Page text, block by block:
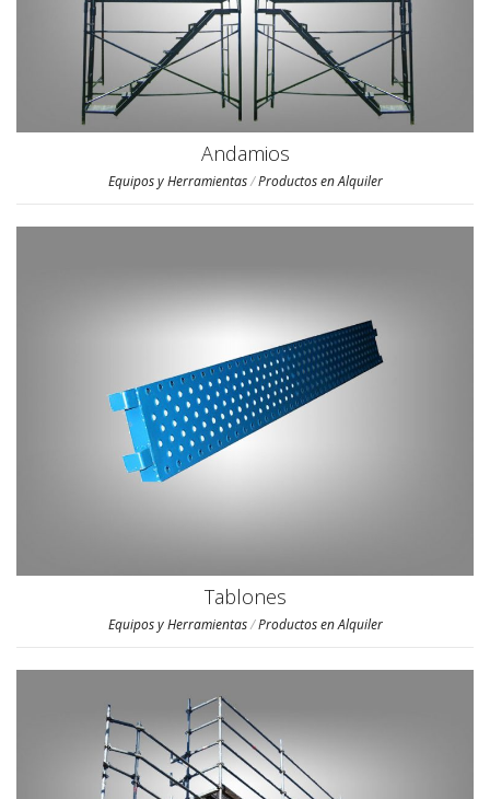
Andamios
Equipos y Herramientas/Productos en Alquiler
Tablones
Equipos y Herramientas/Productos en Alquiler